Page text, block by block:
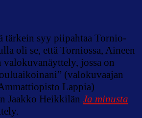
tärkein syy piipahtaa Tornio-
oli se, että Torniossa, Aineen
valokuvanäyttely, jossa on
(valokuvaajan
Lappia)
Jaakko Heikkilän Ja minusta